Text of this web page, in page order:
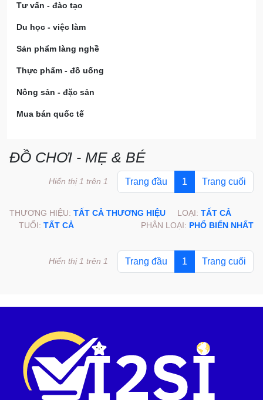
Tư vấn - đào tạo
Du học - việc làm
Sản phẩm làng nghề
Thực phẩm - đồ uống
Nông sản - đặc sản
Mua bán quốc tế
ĐỒ CHƠI - MẸ & BÉ
Trang đầu 1 Trang cuối
Hiển thị 1 trên 1
THƯƠNG HIỆU: TẤT CẢ THƯƠNG HIỆU LOẠI: TẤT CẢ
TUỔI: TẤT CẢ PHÂN LOẠI: PHỔ BIẾN NHẤT
Trang đầu 1 Trang cuối
Hiển thị 1 trên 1